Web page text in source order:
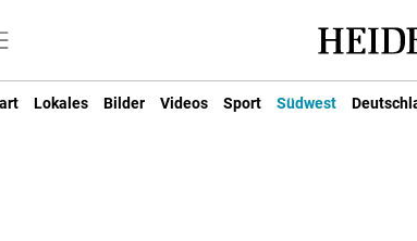
Lokales Bilder Videos Sport Südwest